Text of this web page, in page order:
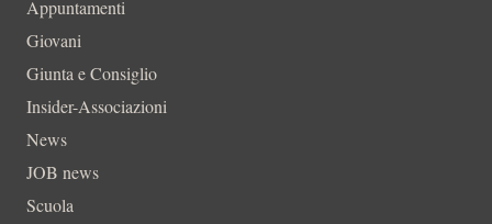
Appuntamenti
Giovani
Giunta e Consiglio
Insider-Associazioni
News
JOB news
Scuola